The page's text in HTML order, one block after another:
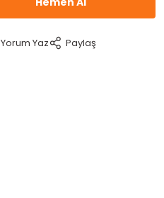
Yorum Yaz Paylaş